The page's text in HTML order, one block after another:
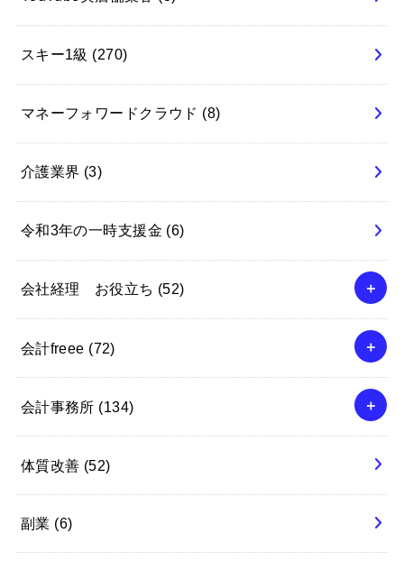
スキー1級 (270)
マネーフォワードクラウド (8)
介護業界 (3)
令和3年の一時支援金 (6)
会社経理 お役立ち (52)
会計freee (72)
会計事務所 (134)
体質改善 (52)
副業 (6)